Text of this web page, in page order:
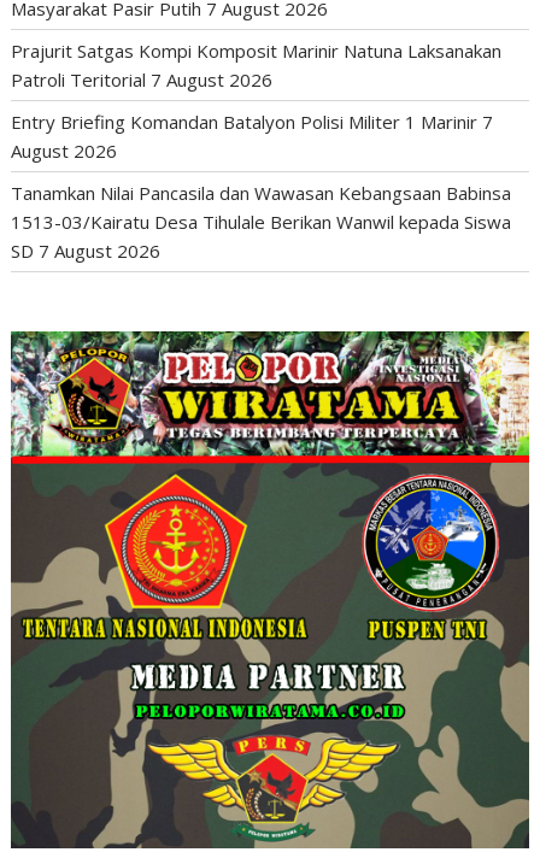
Masyarakat Pasir Putih 7 August 2026
Prajurit Satgas Kompi Komposit Marinir Natuna Laksanakan
Patroli Teritorial 7 August 2026
Entry Briefing Komandan Batalyon Polisi Militer 1 Marinir 7
August 2026
Tanamkan Nilai Pancasila dan Wawasan Kebangsaan Babinsa
1513-03/Kairatu Desa Tihulale Berikan Wanwil kepada Siswa
SD 7 August 2026